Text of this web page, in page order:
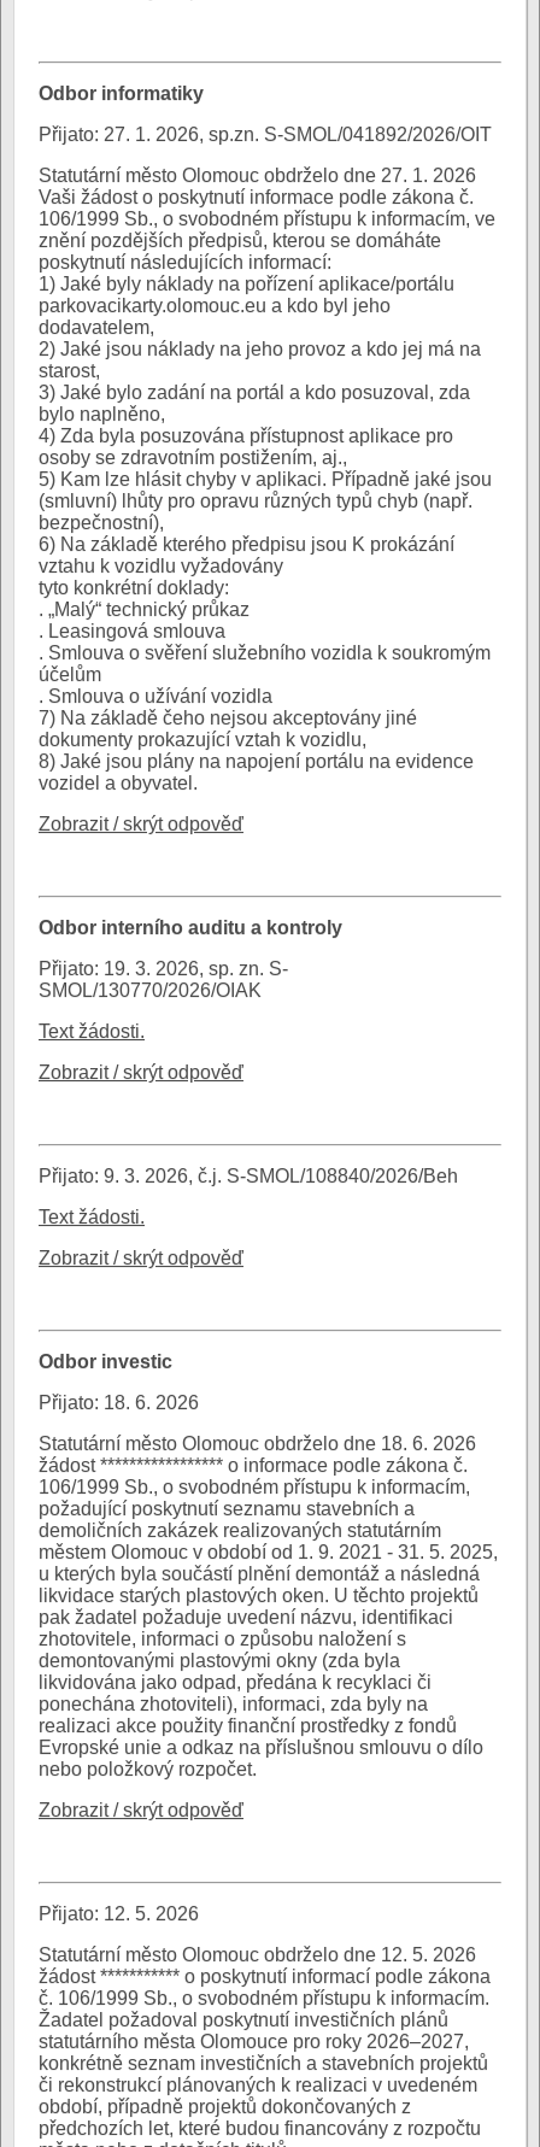
Odbor informatiky
Přijato: 27. 1. 2026, sp.zn. S-SMOL/041892/2026/OIT
Statutární město Olomouc obdrželo dne 27. 1. 2026
Vaši žádost o poskytnutí informace podle zákona č.
106/1999 Sb., o svobodném přístupu k informacím, ve
znění pozdějších předpisů, kterou se domáháte
poskytnutí následujících informací:
1) Jaké byly náklady na pořízení aplikace/portálu
parkovacikarty.olomouc.eu a kdo byl jeho
dodavatelem,
2) Jaké jsou náklady na jeho provoz a kdo jej má na
starost,
3) Jaké bylo zadání na portál a kdo posuzoval, zda
bylo naplněno,
4) Zda byla posuzována přístupnost aplikace pro
osoby se zdravotním postižením, aj.,
5) Kam lze hlásit chyby v aplikaci. Případně jaké jsou
(smluvní) lhůty pro opravu různých typů chyb (např.
bezpečnostní),
6) Na základě kterého předpisu jsou K prokázání
vztahu k vozidlu vyžadovány
tyto konkrétní doklady:
. „Malý“ technický průkaz
. Leasingová smlouva
. Smlouva o svěření služebního vozidla k soukromým
účelům
. Smlouva o užívání vozidla
7) Na základě čeho nejsou akceptovány jiné
dokumenty prokazující vztah k vozidlu,
8) Jaké jsou plány na napojení portálu na evidence
vozidel a obyvatel.
Zobrazit / skrýt odpověď
Odbor interního auditu a kontroly
Přijato: 19. 3. 2026, sp. zn. S-
SMOL/130770/2026/OIAK
Text žádosti.
Zobrazit / skrýt odpověď
Přijato: 9. 3. 2026, č.j. S-SMOL/108840/2026/Beh
Text žádosti.
Zobrazit / skrýt odpověď
Odbor investic
Přijato: 18. 6. 2026
Statutární město Olomouc obdrželo dne 18. 6. 2026
žádost ***************** o informace podle zákona č.
106/1999 Sb., o svobodném přístupu k informacím,
požadující poskytnutí seznamu stavebních a
demoličních zakázek realizovaných statutárním
městem Olomouc v období od 1. 9. 2021 - 31. 5. 2025,
u kterých byla součástí plnění demontáž a následná
likvidace starých plastových oken. U těchto projektů
pak žadatel požaduje uvedení názvu, identifikaci
zhotovitele, informaci o způsobu naložení s
demontovanými plastovými okny (zda byla
likvidována jako odpad, předána k recyklaci či
ponechána zhotoviteli), informaci, zda byly na
realizaci akce použity finanční prostředky z fondů
Evropské unie a odkaz na příslušnou smlouvu o dílo
nebo položkový rozpočet.
Zobrazit / skrýt odpověď
Přijato: 12. 5. 2026
Statutární město Olomouc obdrželo dne 12. 5. 2026
žádost *********** o poskytnutí informací podle zákona
č. 106/1999 Sb., o svobodném přístupu k informacím.
Žadatel požadoval poskytnutí investičních plánů
statutárního města Olomouce pro roky 2026–2027,
konkrétně seznam investičních a stavebních projektů
či rekonstrukcí plánovaných k realizaci v uvedeném
období, případně projektů dokončovaných z
předchozích let, které budou financovány z rozpočtu